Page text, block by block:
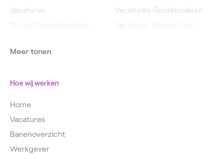
Vacatures
Vacatures
Vacatures Geldermalsen
Meer tonen
Hoe wij werken
Home
Vacatures
Banenoverzicht
Werkgever